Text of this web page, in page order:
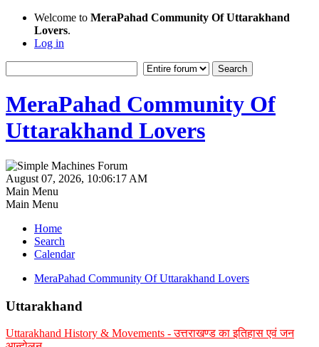
Welcome to MeraPahad Community Of Uttarakhand
Lovers.
Log in
MeraPahad Community Of
Uttarakhand Lovers
August 07, 2026, 10:06:17 AM
Main Menu
Main Menu
Home
Search
Calendar
MeraPahad Community Of Uttarakhand Lovers
Uttarakhand
Uttarakhand History & Movements - उत्तराखण्ड का इतिहास एवं जन